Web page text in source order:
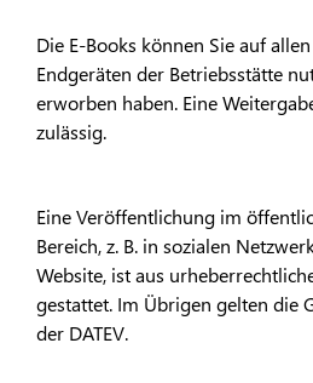
Die E-Books können Sie auf
Endgeräten der Betriebsstätte
erworben haben. Eine
zulässig.
Eine Veröffentlichung im
Bereich, z. B. in sozialen
Website, ist aus
gestattet. Im Übrigen gelten die
der DATEV.